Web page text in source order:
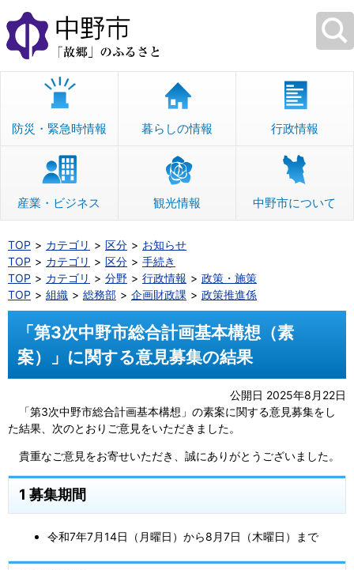
本
文
へ
移
防災・緊急時情報 暮らしの情報 行政情報
産業・ビジネス 観光情報 中野市について
TOP カテゴリ 区分
お知らせ
TOP
カテゴリ 区分
手続き
TOP
カテゴリ 分野 行政情報
政策・施策
TOP
組織 総務部 企画財政課 政策推進係
「第3次中野市総合計画基本構想（素
案）」に関する意見募集の結果
公開日 2025年8月22日
「第3次中野市総合計画基本構想」の素案に関する意見募集をし
た結果、次のとおりご意見をいただきました。
貴重なご意見をお寄せいただき、誠にありがとうございました。
1 募集期間
令和7年7月14日（月曜日）から8月7日（木曜日）まで